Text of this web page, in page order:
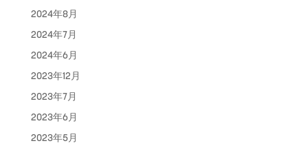
2024年8月
2024年7月
2024年6月
2023年12月
2023年7月
2023年6月
2023年5月